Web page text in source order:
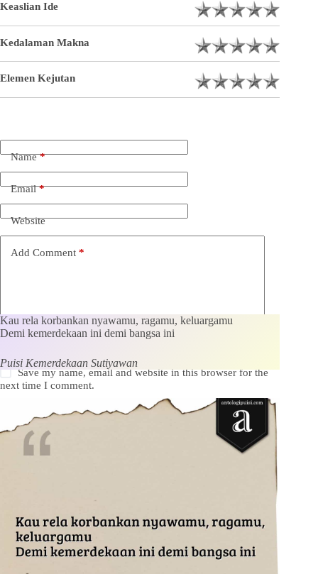
Keaslian Ide
Kedalaman Makna
Elemen Kejutan
Name*
Email*
Website
Add Comment *
Save my name, email and website in this browser for the
next time I comment.
Kirim Komentar
Kau rela korbankan nyawamu, ragamu, keluargamu
Demi kemerdekaan ini demi bangsa ini
Puisi Kemerdekaan Sutiyawan